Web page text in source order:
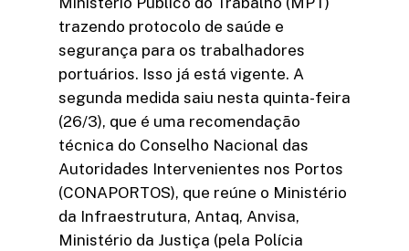
trazendo protocolo de saúde e
segurança para os trabalhadores
portuários. Isso já está vigente. A
segunda medida saiu nesta quinta-feira
(26/3), que é uma recomendação
técnica do Conselho Nacional das
Autoridades Intervenientes nos Portos
(CONAPORTOS), que reúne o Ministério
da Infraestrutura, Antaq, Anvisa,
Ministério da Justiça (pela Polícia